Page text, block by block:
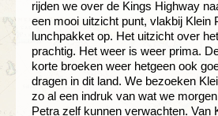
rijden we over de Kings Highway
een mooi uitzicht punt, vlakbij Klein
lunchpakket op. Het uitzicht over
prachtig. Het weer is weer prima.
korte broeken weer hetgeen ook
dragen in dit land. We bezoeken
zo al een indruk van wat we
Petra zelf kunnen verwachten. Van